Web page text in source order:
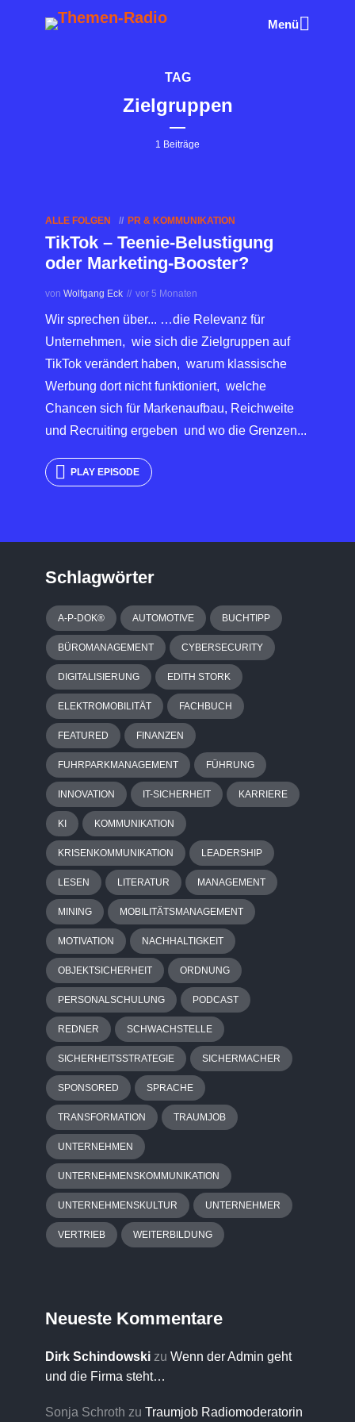
Menü
TAG
Zielgruppen
1 Beiträge
ALLE FOLGEN PR & KOMMUNIKATION
TikTok – Teenie-Belustigung
oder Marketing-Booster?
von Wolfgang Eck vor 5 Monaten
Wir sprechen über... …die Relevanz für
Unternehmen, wie sich die Zielgruppen auf
TikTok verändert haben, warum klassische
Werbung dort nicht funktioniert, welche
Chancen sich für Markenaufbau, Reichweite
und Recruiting ergeben und wo die Grenzen...
PLAY EPISODE
Schlagwörter
A-P-DOK® AUTOMOTIVE BUCHTIPP
BÜROMANAGEMENT CYBERSECURITY
DIGITALISIERUNG EDITH STORK
ELEKTROMOBILITÄT FACHBUCH
FEATURED FINANZEN
FUHRPARKMANAGEMENT FÜHRUNG
INNOVATION IT-SICHERHEIT KARRIERE
KI KOMMUNIKATION
KRISENKOMMUNIKATION LEADERSHIP
LESEN LITERATUR MANAGEMENT
MINING MOBILITÄTSMANAGEMENT
MOTIVATION NACHHALTIGKEIT
OBJEKTSICHERHEIT ORDNUNG
PERSONALSCHULUNG PODCAST
REDNER SCHWACHSTELLE
SICHERHEITSSTRATEGIE SICHERMACHER
SPONSORED SPRACHE
TRANSFORMATION TRAUMJOB
UNTERNEHMEN
UNTERNEHMENSKOMMUNIKATION
UNTERNEHMENSKULTUR UNTERNEHMER
VERTRIEB WEITERBILDUNG
Neueste Kommentare
Dirk Schindowski zu Wenn der Admin geht
und die Firma steht…
Sonja Schroth zu Traumjob Radiomoderatorin